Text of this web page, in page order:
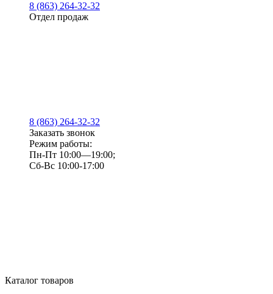
8 (863) 264-32-32
Отдел продаж
8 (863) 264-32-32
Заказать звонок
Режим работы:
Пн-Пт 10:00—19:00;
Сб-Вс 10:00-17:00
Каталог товаров